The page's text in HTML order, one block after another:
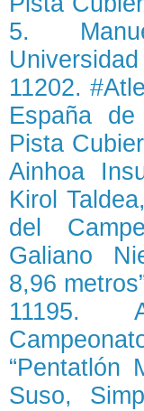
5.
11202.
España
Pista
Ainhoa
Kirol
del
Galiano
8,96
11195.
“Pentatlón
Suso,